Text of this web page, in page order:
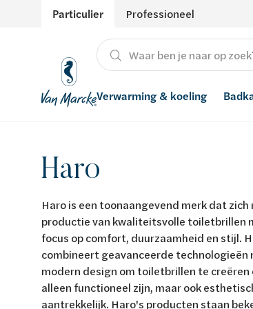
Particulier Professioneel
Verwarming & koeling
Koeling
Badkamers met richtprijs
Advies
Inspiratie
Stijlen
Ventilatie
Regenwaterrecuperatie
Smart Home
Waterfilters
Haro
Haro is een toonaangevend merk dat zich
productie van kwaliteitsvolle toiletbrillen
focus op comfort, duurzaamheid en stijl.
combineert geavanceerde technologieën
modern design om toiletbrillen te creëren
alleen functioneel zijn, maar ook
aantrekkelijk. Haro's producten staan